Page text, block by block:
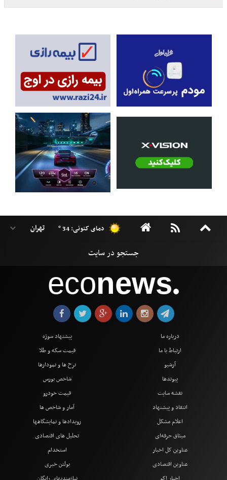
دمای کنونی: 34 °
econews●
درباره ما
ارتباط با ما
آرشیو
پیوندها
نقشه سایت
انتقاد و پیشنهاد
اعلام مشکل
میثاق حرفه‌ای
پیشنهاد سوژه
قیمت سکه و طلا
نرخ ها و نمودارها
شاخص بورس
قیمت خودرو
آمار و شاخص ها
رویدادها و نمایشگاهها
تحلیل های اقتصادی
عناوین کل اخبار
عناوین اقتصادی
استخدام
بولتن خبری